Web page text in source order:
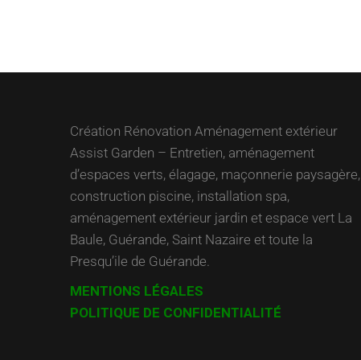
Création Rénovation Aménagement extérieur
Assist Garden – Entretien, aménagement
d’espaces verts, élagage, maçonnerie paysagère,
construction piscine, installation spa,
aménagement extérieur jardin et espace vert La
Baule, Guérande, Saint Nazaire et toute la
Presqu’ile de Guérande.
MENTIONS LÉGALES
POLITIQUE DE CONFIDENTIALITÉ